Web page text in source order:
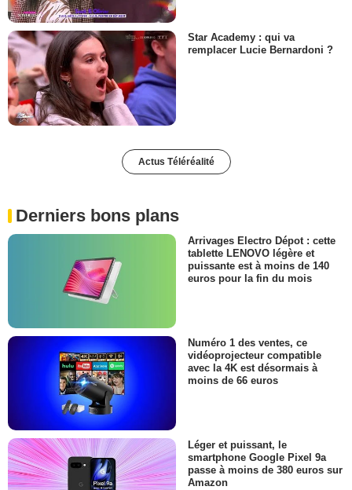
Star Academy : qui va
remplacer Lucie Bernardoni ?
Actus Téléréalité
Derniers bons plans
Arrivages Electro Dépot : cette
tablette LENOVO légère et
puissante est à moins de 140
euros pour la fin du mois
Numéro 1 des ventes, ce
vidéoprojecteur compatible
avec la 4K est désormais à
moins de 66 euros
Léger et puissant, le
smartphone Google Pixel 9a
passe à moins de 380 euros sur
Amazon